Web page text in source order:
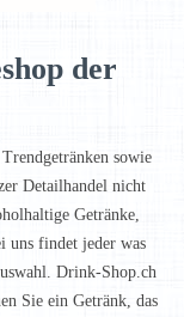
der
sowie
Detailhandel nicht
Getränke,
uns findet jeder was
Drink-Shop.ch
Sie ein Getränk, das